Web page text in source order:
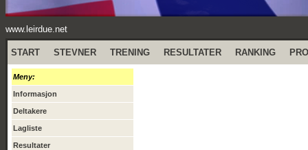
www.leirdue.net
START STEVNER TRENING RESULTATER RANKING
Meny:
Informasjon
Deltakere
Lagliste
Resultater